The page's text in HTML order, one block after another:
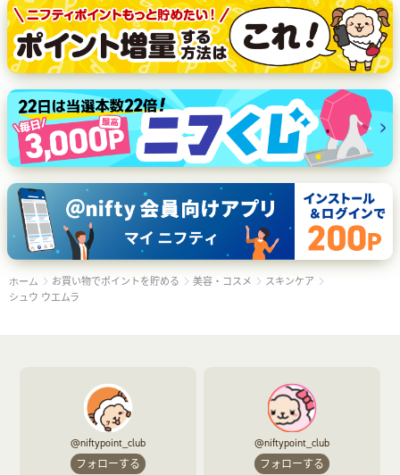
ホーム お買い物でポイントを貯める 美容・コスメ
スキンケア
シュウ ウエムラ
@niftypoint_club
フォローする
@niftypoint_club
フォローする